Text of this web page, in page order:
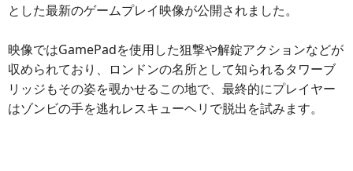
とした最新のゲームプレイ映像が公開されました。
映像ではGamePadを使用した狙撃や解錠アクションなどが
収められており、ロンドンの名所として知られるタワーブ
リッジもその姿を覗かせるこの地で、最終的にプレイヤー
はゾンビの手を逃れレスキューヘリで脱出を試みます。